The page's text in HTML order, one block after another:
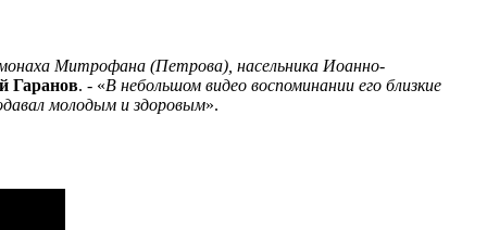
Митрофана (Петрова), насельника Иоанно-
Гаранов. - «В небольшом видео воспоминании его близкие
молодым и здоровым».